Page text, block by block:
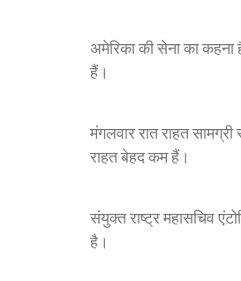
अमेरिका की सेना का
हैं।
मंगलवार रात राहत
राहत बेहद कम हैं।
संयुक्त राष्ट्र महासचिव
है।